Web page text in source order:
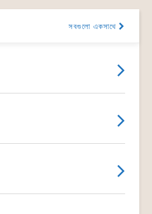
সবগুলো একসাথে